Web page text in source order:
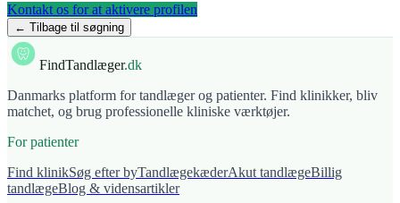
Kontakt os for at aktivere profilen
← Tilbage til søgning
FindTandlæger.dk
Danmarks platform for tandlæger og patienter. Find klinikker, bliv
matchet, og brug professionelle kliniske værktøjer.
For patienter
Find klinikSøg efter byTandlægekæderAkut tandlægeBillig
tandlægeBlog & vidensartikler